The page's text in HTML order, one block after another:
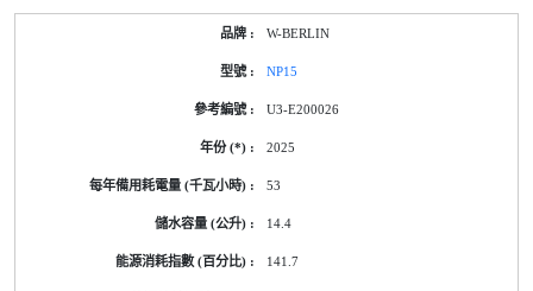
W-BERLIN
NP15
U3-E200026
2025
53
14.4
141.7